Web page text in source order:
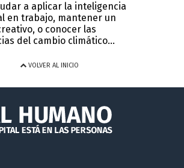
a aplicar la inteligencia
en trabajo, mantener un
o conocer las
del cambio climático...
VOLVER AL INICIO